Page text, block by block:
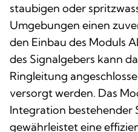
staubigen oder
Umgebungen einen
den Einbau des Moduls
des Signalgebers kann
Ringleitung
versorgt werden. Das
Integration bestehender
gewährleistet eine